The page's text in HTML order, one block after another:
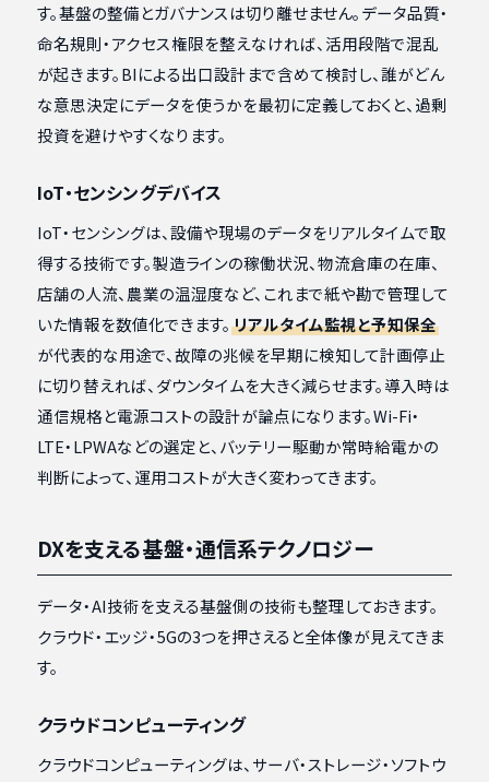
す。基盤の整備とガバナンスは切り離せません。データ品質・
命名規則・アクセス権限を整えなければ、活用段階で混乱
が起きます。BIによる出口設計まで含めて検討し、誰がどん
な意思決定にデータを使うかを最初に定義しておくと、過剰
投資を避けやすくなります。
IoT・センシングデバイス
IoT・センシングは、設備や現場のデータをリアルタイムで取
得する技術です。製造ラインの稼働状況、物流倉庫の在庫、
店舗の人流、農業の温湿度など、これまで紙や勘で管理して
いた情報を数値化できます。 リアルタイム監視と予知保全
が代表的な用途で、故障の兆候を早期に検知して計画停止
に切り替えれば、ダウンタイムを大きく減らせます。導入時は
通信規格と電源コストの設計が論点になります。Wi-Fi・
LTE・LPWAなどの選定と、バッテリー駆動か常時給電かの
判断によって、運用コストが大きく変わってきます。
DXを支える基盤・通信系テクノロジー
データ・AI技術を支える基盤側の技術も整理しておきます。
クラウド・エッジ・5Gの3つを押さえると全体像が見えてきま
す。
クラウドコンピューティング
クラウドコンピューティングは、サーバ・ストレージ・ソフトウ